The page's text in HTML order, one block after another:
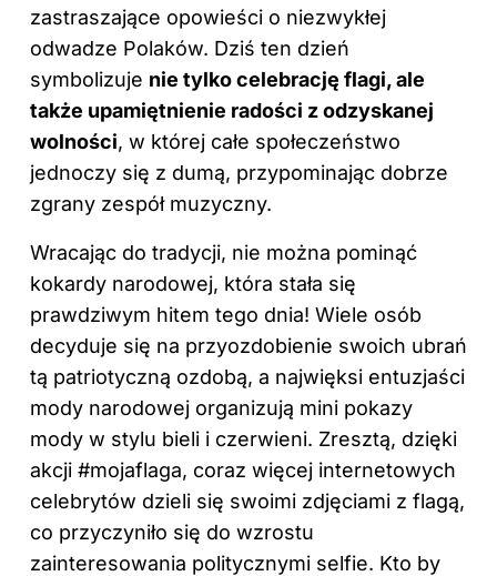
zastraszające opowieści o niezwykłej
odwadze Polaków. Dziś ten dzień
symbolizuje nie tylko celebrację flagi, ale
także upamiętnienie radości z odzyskanej
wolności, w której całe społeczeństwo
jednoczy się z dumą, przypominając dobrze
zgrany zespół muzyczny.
Wracając do tradycji, nie można pominąć
kokardy narodowej, która stała się
prawdziwym hitem tego dnia! Wiele osób
decyduje się na przyozdobienie swoich ubrań
tą patriotyczną ozdobą, a najwięksi entuzjaści
mody narodowej organizują mini pokazy
mody w stylu bieli i czerwieni. Zresztą, dzięki
akcji #mojaflaga, coraz więcej internetowych
celebrytów dzieli się swoimi zdjęciami z flagą,
co przyczyniło się do wzrostu
zainteresowania politycznymi selfie. Kto by